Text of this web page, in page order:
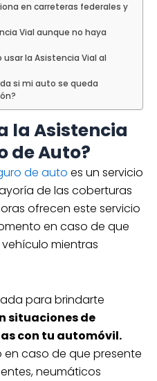
en carreteras federales y
Vial aunque no haya
la Asistencia Vial al
si mi auto se queda
la Asistencia
de Auto?
de auto es un servicio
de las coberturas
ofrecen este servicio
en caso de que
mientras
para brindarte
situaciones de
con tu automóvil.
caso de que presente
neumáticos